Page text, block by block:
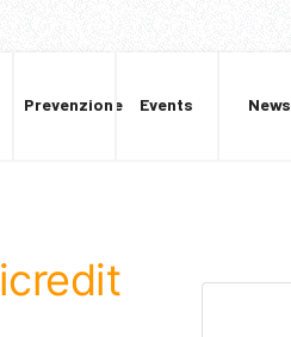
Prevenzione Events News